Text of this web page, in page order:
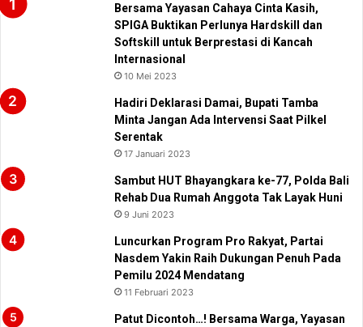
Bersama Yayasan Cahaya Cinta Kasih,
SPIGA Buktikan Perlunya Hardskill dan
Softskill untuk Berprestasi di Kancah
Internasional
10 Mei 2023
Hadiri Deklarasi Damai, Bupati Tamba
Minta Jangan Ada Intervensi Saat Pilkel
Serentak
17 Januari 2023
Sambut HUT Bhayangkara ke-77, Polda Bali
Rehab Dua Rumah Anggota Tak Layak Huni
9 Juni 2023
Luncurkan Program Pro Rakyat, Partai
Nasdem Yakin Raih Dukungan Penuh Pada
Pemilu 2024 Mendatang
11 Februari 2023
Patut Dicontoh…! Bersama Warga, Yayasan